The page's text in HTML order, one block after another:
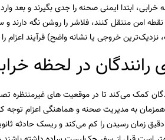
ابتدا ایمنی صحنه را جدی بگیرند و بعد
امن منتقل کنند، فلاشر را روشن نگه دارند و
خروجی یا نشانه واضح) فرآیند اعزام
رانندگان در لحظه
کمک می‌کند تا در موقعیت های غیرمنتظره
به مدیریت صحنه و هماهنگی اعزام توجه
زمان رسیدن را کم می‌کند و ریسک حادثه